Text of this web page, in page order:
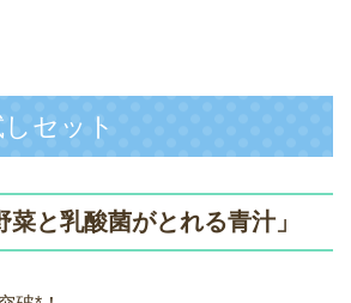
しセット
菜と乳酸菌がとれる青汁」